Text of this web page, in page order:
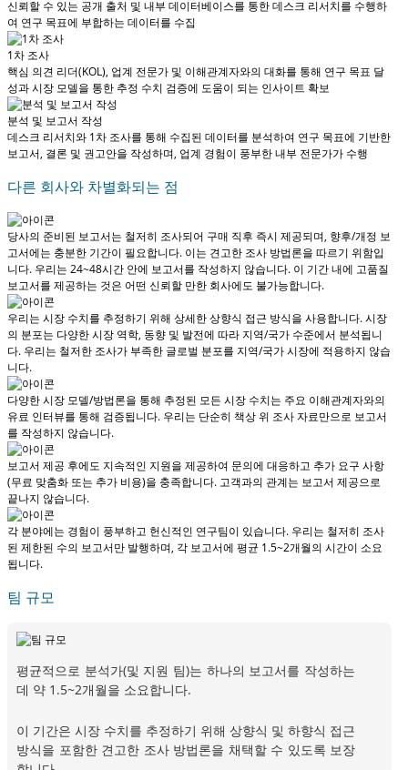
신뢰할 수 있는 공개 출처 및 내부 데이터베이스를 통한 데스크 리서치를 수행하
여 연구 목표에 부합하는 데이터를 수집
1차 조사
핵심 의견 리더(KOL), 업계 전문가 및 이해관계자와의 대화를 통해 연구 목표 달
성과 시장 모델을 통한 추정 수치 검증에 도움이 되는 인사이트 확보
분석 및 보고서 작성
데스크 리서치와 1차 조사를 통해 수집된 데이터를 분석하여 연구 목표에 기반한
보고서, 결론 및 권고안을 작성하며, 업계 경험이 풍부한 내부 전문가가 수행
다른 회사와 차별화되는 점
당사의 준비된 보고서는 철저히 조사되어 구매 직후 즉시 제공되며, 향후/개정 보
고서에는 충분한 기간이 필요합니다. 이는 견고한 조사 방법론을 따르기 위함입
니다. 우리는 24~48시간 안에 보고서를 작성하지 않습니다. 이 기간 내에 고품질
보고서를 제공하는 것은 어떤 신뢰할 만한 회사에도 불가능합니다.
우리는 시장 수치를 추정하기 위해 상세한 상향식 접근 방식을 사용합니다. 시장
의 분포는 다양한 시장 역학, 동향 및 발전에 따라 지역/국가 수준에서 분석됩니
다. 우리는 철저한 조사가 부족한 글로벌 분포를 지역/국가 시장에 적용하지 않습
니다.
다양한 시장 모델/방법론을 통해 추정된 모든 시장 수치는 주요 이해관계자와의
유료 인터뷰를 통해 검증됩니다. 우리는 단순히 책상 위 조사 자료만으로 보고서
를 작성하지 않습니다.
보고서 제공 후에도 지속적인 지원을 제공하여 문의에 대응하고 추가 요구 사항
(무료 맞춤화 또는 추가 비용)을 충족합니다. 고객과의 관계는 보고서 제공으로
끝나지 않습니다.
각 분야에는 경험이 풍부하고 헌신적인 연구팀이 있습니다. 우리는 철저히 조사
된 제한된 수의 보고서만 발행하며, 각 보고서에 평균 1.5~2개월의 시간이 소요
됩니다.
팀 규모
평균적으로 분석가(및 지원 팀)는 하나의 보고서를 작성하는
데 약 1.5~2개월을 소요합니다.
이 기간은 시장 수치를 추정하기 위해 상향식 및 하향식 접근
방식을 포함한 견고한 조사 방법론을 채택할 수 있도록 보장